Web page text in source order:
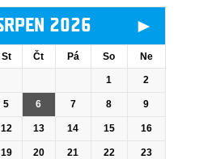
2026 ►
St Čt Pá So Ne
1 2
5 6 7 8 9
12 13 14 15 16
19 20 21 22 23